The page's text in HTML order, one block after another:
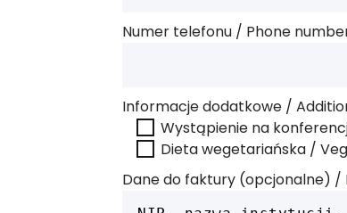
Numer telefonu / Phone
Informacje dodatkowe /
Wystąpienie na
Dieta wegetariańska /
Dane do faktury (opcjonalne)